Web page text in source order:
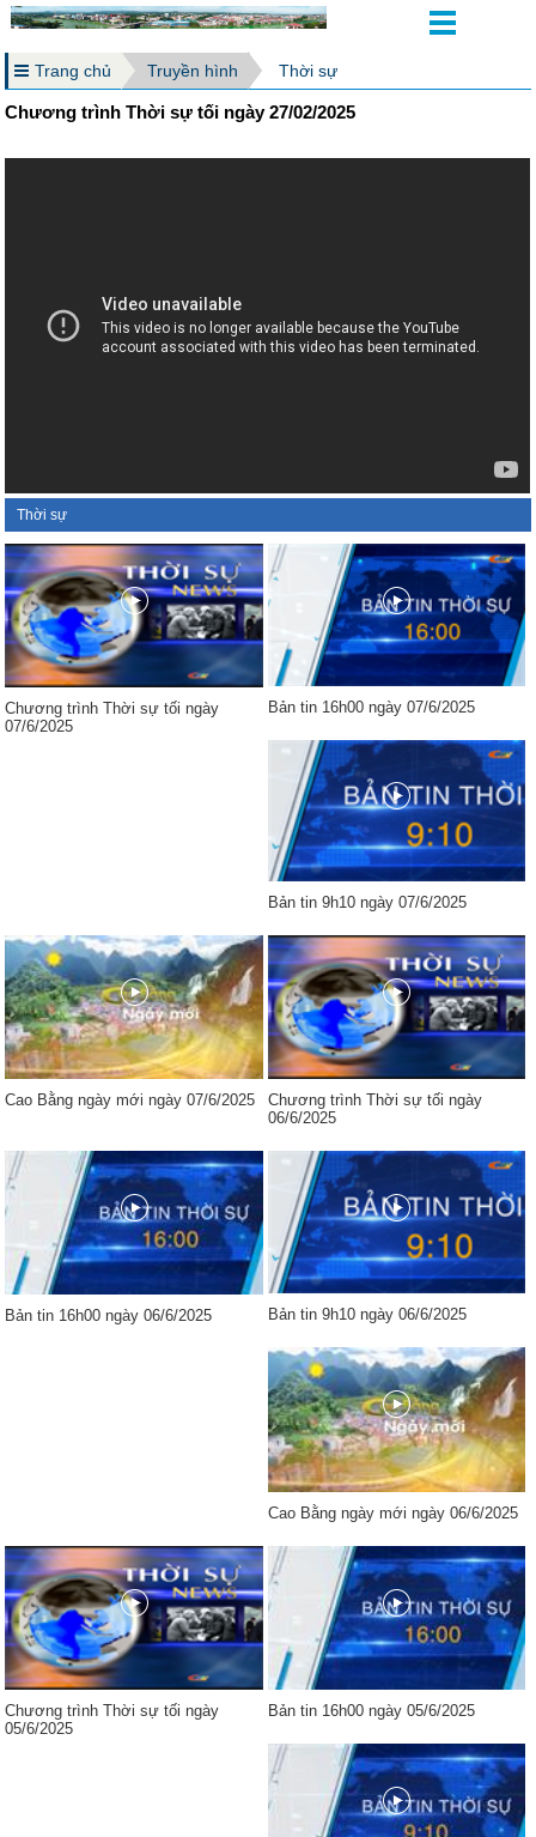
Trang chủ Truyền hình Thời sự
Chương trình Thời sự tối ngày 27/02/2025
Thời sự
Chương trình Thời sự tối ngày
07/6/2025
Bản tin 16h00 ngày 07/6/2025
Bản tin 9h10 ngày 07/6/2025
Cao Bằng ngày mới ngày 07/6/2025
Chương trình Thời sự tối ngày
06/6/2025
Bản tin 16h00 ngày 06/6/2025 Bản tin 9h10 ngày 06/6/2025
Cao Bằng ngày mới ngày 06/6/2025
Chương trình Thời sự tối ngày
05/6/2025
Bản tin 16h00 ngày 05/6/2025